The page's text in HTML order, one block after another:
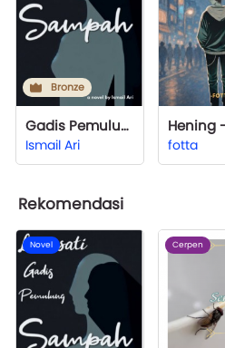
Bronze
Gadis Pemulung Sampah
Ismail Ari fotta
Rekomendasi
Novel Cerpen